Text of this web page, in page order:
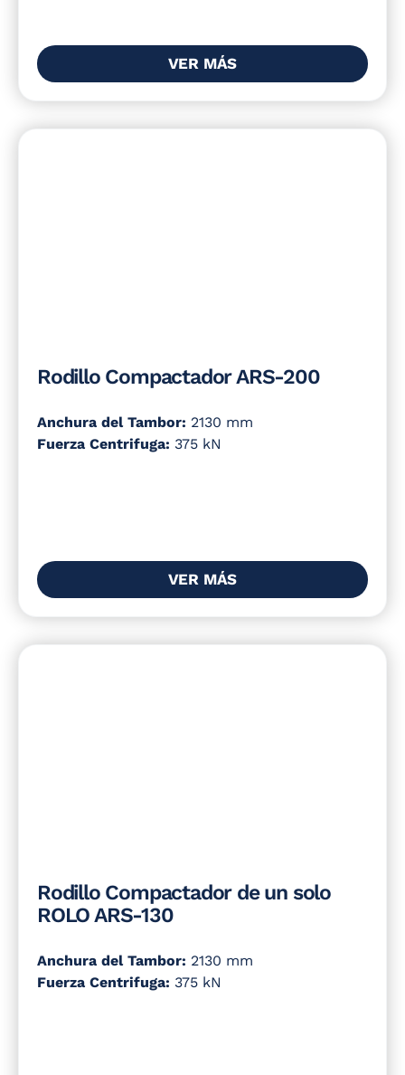
VER MÁS
Rodillo Compactador ARS-200
Anchura del Tambor: 2130 mm
Fuerza Centrifuga: 375 kN
VER MÁS
Rodillo Compactador de un solo
ROLO ARS-130
Anchura del Tambor: 2130 mm
Fuerza Centrifuga: 375 kN